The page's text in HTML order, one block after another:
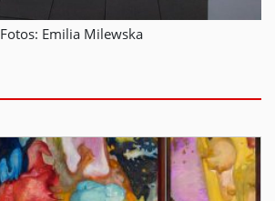
Fotos: Emilia Milewska